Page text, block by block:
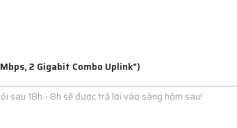
2 Gigabit Combo Uplink")